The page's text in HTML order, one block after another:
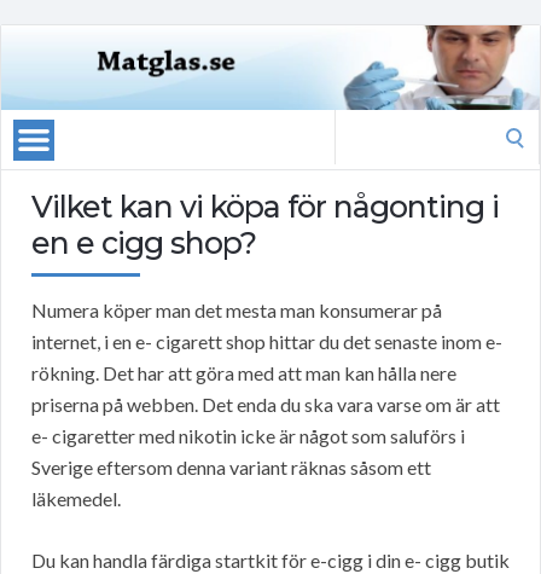
Vilket kan vi köpa för någonting i
en e cigg shop?
Numera köper man det mesta man konsumerar på
internet, i en e- cigarett shop hittar du det senaste inom e-
rökning. Det har att göra med att man kan hålla nere
priserna på webben. Det enda du ska vara varse om är att
e- cigaretter med nikotin icke är något som saluförs i
Sverige eftersom denna variant räknas såsom ett
läkemedel.
Du kan handla färdiga startkit för e-cigg i din e- cigg butik